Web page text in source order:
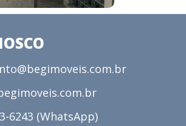
6243 (WhatsApp)